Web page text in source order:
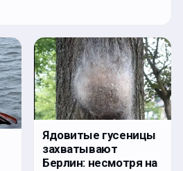
Ядовитые гусеницы
захватывают
Берлин: несмотря на